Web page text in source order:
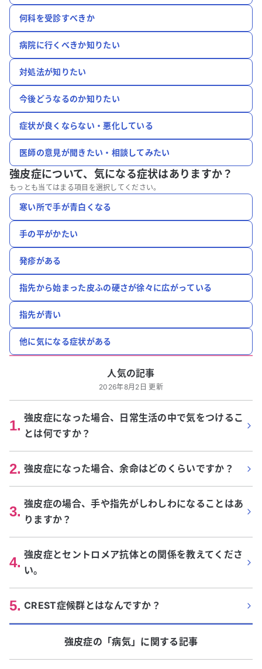
何科を受診すべきか
病院に行くべきか知りたい
対処法が知りたい
今後どうなるのか知りたい
症状が良くならない・悪化している
医師の意見が聞きたい・相談してみたい
強皮症について、 気になる症状はありますか？
もっとも当てはまる項目を選択してください。
寒い所で手が青白くなる
手の平がかたい
発疹がある
指先から始まった皮ふの硬さが徐々に広がっている
指先が青い
他に気になる症状がある
人気の記事
2026年8月2日 更新
1. 強皮症になった場合、日常生活の中で気をつけるこ
とは何ですか？
2. 強皮症になった場合、余命はどのくらいですか？
3. 強皮症の場合、手や指先がしわしわになることはあ
りますか？
4. 強皮症とセントロメア抗体との関係を教えてくださ
い。
5. CREST症候群とはなんですか？
強皮症の「病気」に関する記事